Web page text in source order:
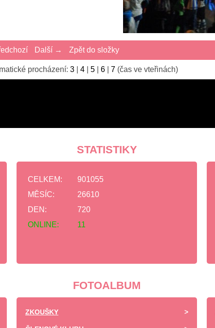
Další → Zpět do složky
procházení:3 |4 |5 |6 |7 (čas ve vteřinách)
STATISTIKY
ONLINE: 11
CELKEM:
901055
MĚSÍC:
26610
DEN:
720
FOTOALBUM
ZKOUŠKY